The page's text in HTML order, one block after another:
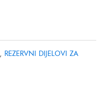
, REZERVNI DIJELOVI ZA